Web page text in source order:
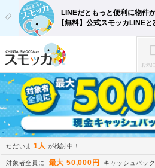
LINEだともっと便利に物件
【無料】公式スモッカLINE
お気に
ただいま 1人 が検討中！
対象者全員に 最大 50,000円 キャッシュバック